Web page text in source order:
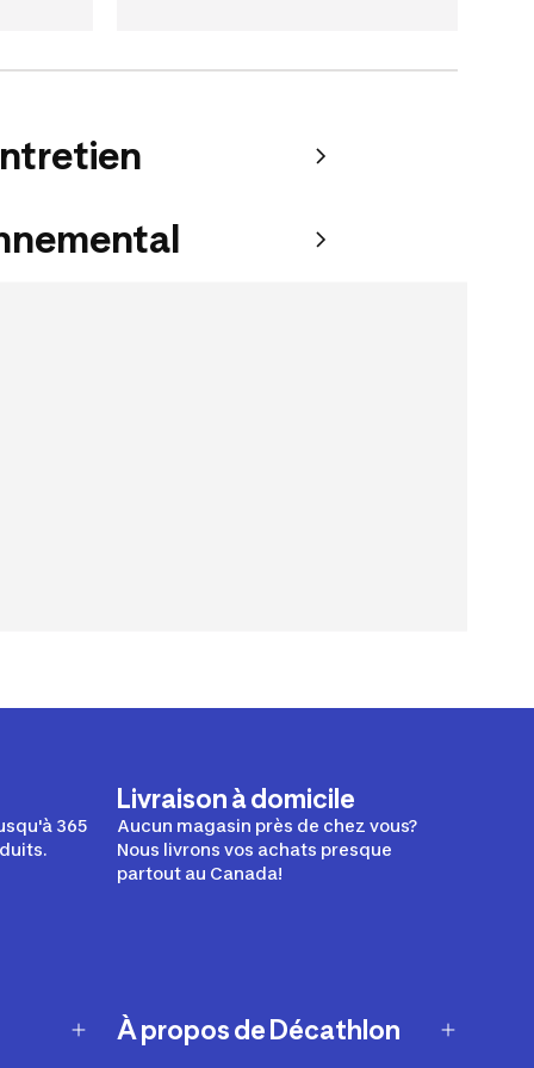
365
Livraison à domicile
Aucun magasin près de chez vous?
Nous livrons vos achats presque
partout au Canada!
À propos de Décathlon